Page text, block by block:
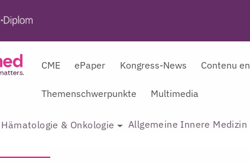
CME ePaper Kongress-News Contenu
Themenschwerpunkte Multimedia
Hämatologie & Onkologie Allgemeine Innere Medizin